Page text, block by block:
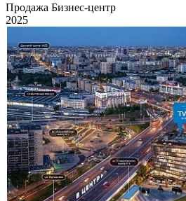
Продажа Бизнес-центр
2025